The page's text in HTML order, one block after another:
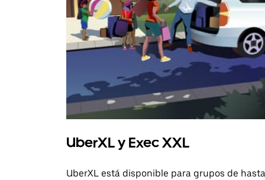
UberXL y Exec XXL
UberXL está disponible para grupos de hasta